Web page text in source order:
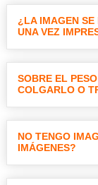
¿LA IMAGEN SE
UNA VEZ
SOBRE EL
COLGARLO O
NO TENGO
IMÁGENES?